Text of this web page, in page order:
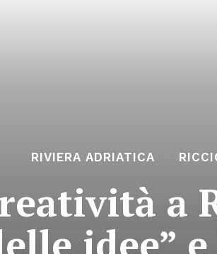
RIVIERA ADRIATICA
a
idee”